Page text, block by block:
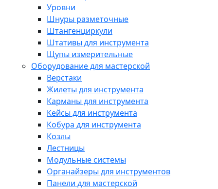
Уровни
Шнуры разметочные
Штангенциркули
Штативы для инструмента
Щупы измерительные
Оборудование для мастерской
Верстаки
Жилеты для инструмента
Карманы для инструмента
Кейсы для инструмента
Кобура для инструмента
Козлы
Лестницы
Модульные системы
Органайзеры для инструментов
Панели для мастерской